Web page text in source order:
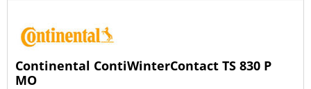
Continental ContiWinterContact TS 830 P
MO